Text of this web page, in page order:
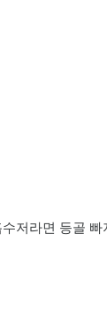
저라면 등골